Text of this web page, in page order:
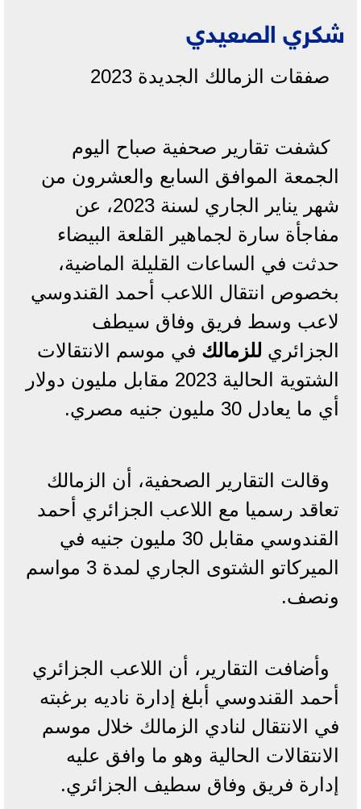
شكري الصعيدي
صفقات الزمالك الجديدة 2023
كشفت تقارير صحفية صباح اليوم
الجمعة الموافق السابع والعشرون من
شهر يناير الجاري لسنة 2023، عن
مفاجأة سارة لجماهير القلعة البيضاء
حدثت في الساعات القليلة الماضية،
بخصوص انتقال اللاعب أحمد القندوسي
لاعب وسط فريق وفاق سيطف
الجزائري للزمالك في موسم الانتقالات
الشتوية الحالية 2023 مقابل مليون دولار
أي ما يعادل 30 مليون جنيه مصري.
وقالت التقارير الصحفية، أن الزمالك
تعاقد رسميا مع اللاعب الجزائري أحمد
القندوسي مقابل 30 مليون جنيه في
الميركاتو الشتوى الجاري لمدة 3 مواسم
ونصف.
وأضافت التقارير، أن اللاعب الجزائري
أحمد القندوسي أبلغ إدارة ناديه برغبته
في الانتقال لنادي الزمالك خلال موسم
الانتقالات الحالية وهو ما وافق عليه
إدارة فريق وفاق سطيف الجزائري.